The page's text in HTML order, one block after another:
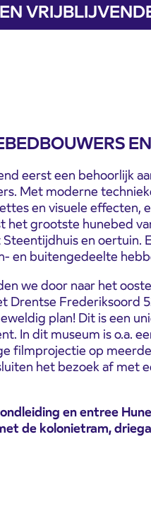
eerst een behoorlijk
Met moderne
en visuele effecten,
het grootste hunebed
en oertuin.
en buitengedeelte
we door naar het
Drentse Frederiksoord
plan! Dit is een
In dit museum is o.a.
filmprojectie op
het bezoek af met
en entree
de kolonietram,